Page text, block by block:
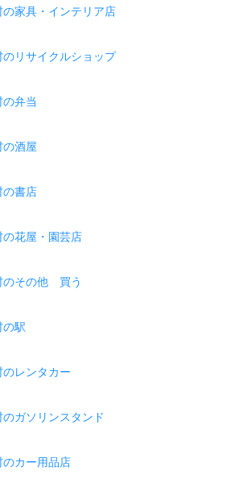
家具・インテリア店
リサイクルショップ
弁当
の酒屋
の書店
花屋・園芸店
のその他 買う
の駅
レンタカー
ガソリンスタンド
カー用品店